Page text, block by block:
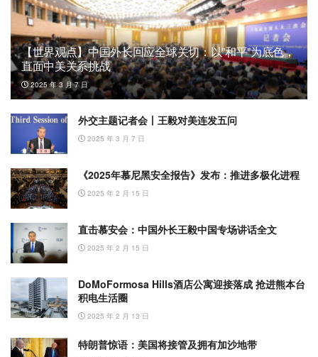
【世界观点】中国外长回应全球关切：以”和平”为底色，
直面中美关系挑战
2025 年 3 月 7 日
外交主题记者会丨王毅对美连发五问
2025 年 3 月 7 日
《2025年慕尼黑安全报告》发布：推进多极化进程
2025 年 2 月 15 日
直击慕安会：中国外长王毅中国专场讲话全文
2025 年 2 月 15 日
DoMoFormosa Hills酒店公寓迎接落成 抢进熊本台
积电生活圈
2025 年 2 月 13 日
特朗普惊语：美国将接管及拥有加沙地带